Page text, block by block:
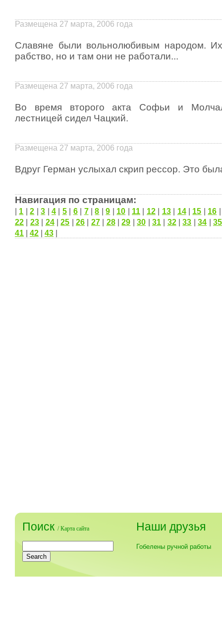
Размещена 27 марта, 2006 года
Славяне были вольнолюбивым народом.
рабство, но и там они не работали...
Размещена 27 марта, 2006 года
Во время второго акта Софьи и
лестницей сидел Чацкий.
Размещена 27 марта, 2006 года
Вдруг Герман услыхал скрип рессор. Это
Навигация по страницам:
1 |2 |3 |4 5| 6| 7|8 |9 10 11 12| 13| 14| 15 16
22
23| 24|25 |26 27| 28|29 |30 31| 32|33 |34 35
41
42 43
Поиск /Карта сайта Наши друзья
Гобелены ручной работы